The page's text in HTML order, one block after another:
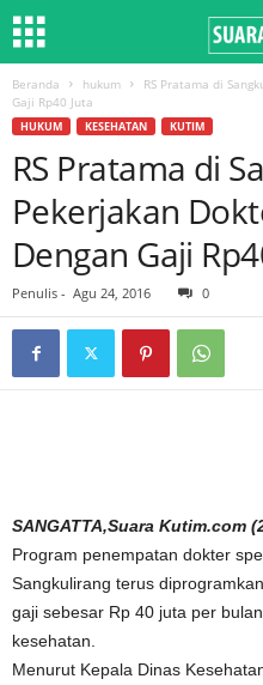
Beranda hukum
RS Pratama di
Gaji Rp40 Juta
HUKUM KESEHATAN KUTIM
RS Pratama di
Pekerjakan
Dengan Gaji
Penulis - Agu 24, 2016 0
SANGATTA,Suara Kutim.com
Program penempatan dokter
Sangkulirang terus
gaji sebesar Rp 40 juta per
kesehatan.
Menurut Kepala Dinas